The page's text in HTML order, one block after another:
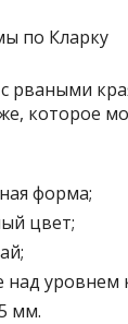
рваными
которое
форма;
цвет;
уровнем
мм.